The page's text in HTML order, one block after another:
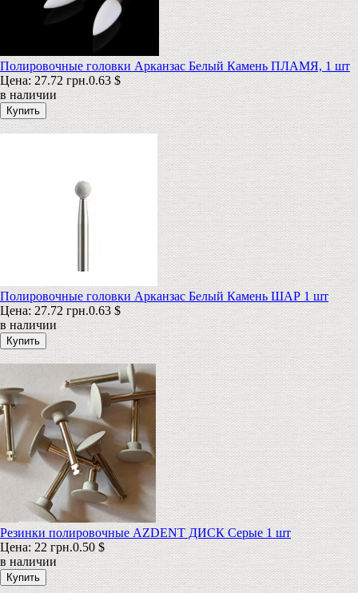
Полировочные головки Арканзас Белый Камень ПЛАМЯ, 1 шт
Цена:27.72 грн.0.63 $
в наличии
Полировочные головки Арканзас Белый Камень ШАР 1 шт
Цена:27.72 грн.0.63 $
в наличии
Резинки полировочные AZDENT ДИСК Серые 1 шт
Цена:22 грн.0.50 $
в наличии